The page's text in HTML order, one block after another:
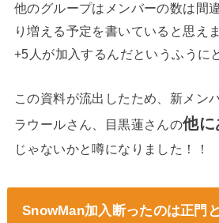
他のグループはメンバーの数は間
り増える予定を書いていると思え
+5人が加入するんだというふうに
この資料が流出したため、新メン
ラウールさん、目黒蓮さんの他に
じゃないかと噂になりました！！
SnowMan加入断ったのは正門